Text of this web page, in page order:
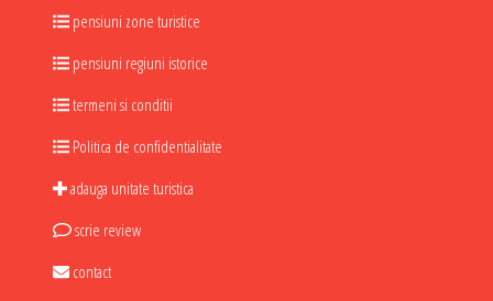
pensiuni zone turistice
pensiuni regiuni istorice
termeni si conditii
Politica de confidentialitate
adauga unitate turistica
scrie review
contact